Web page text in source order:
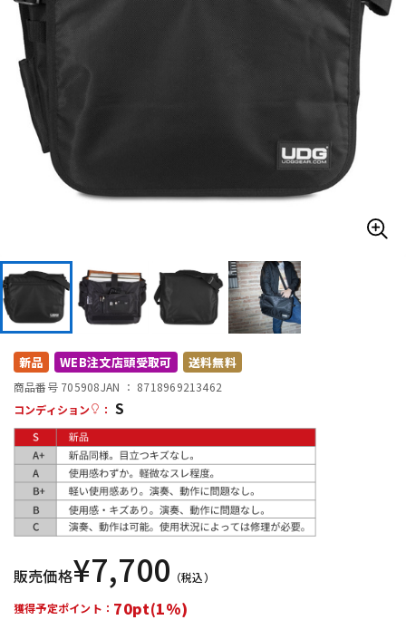
アンプ エフェクター
DTM オンライン納品 レコーディング機器
配信/ライブ機器
中古 ヴィンテージ
新品 WEB注文店頭受取可 送料無料
商品番号 705908JAN ： 8718969213462
コンディション
： S
販売価格¥7,700 （税込）
獲得予定ポイント： 70pt(1%)